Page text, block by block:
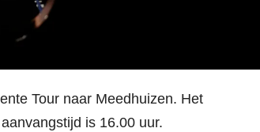
Tour naar Meedhuizen. Het
is 16.00 uur.